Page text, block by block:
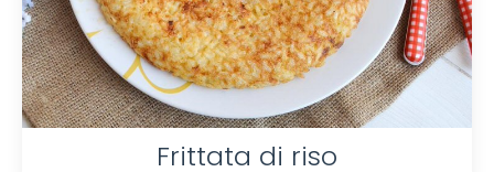
Frittata di riso